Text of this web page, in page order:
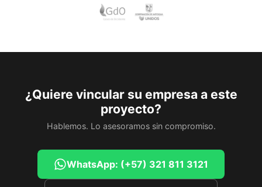
¿Quiere vincular su empresa a este
proyecto?
Hablemos. Lo asesoramos sin compromiso.
WhatsApp: (+57) 321 811 3121